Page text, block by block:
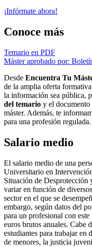
¡Infórmate ahora!
Conoce más
Temario en PDF
Máster aprobado por:
Desde Encuentra Tu
de la amplia oferta
la información sea pública,
del temario y el
máster. Además, te
para una profesión regulada.
Salario medio
El salario medio de una
Universitario en
Situación de Desprotección
variar en función de
sector en el que se
embargo, según datos del
para un profesional con
euros brutos anuales. Cabe
estudiantes para trabajar en
de menores, la justicia